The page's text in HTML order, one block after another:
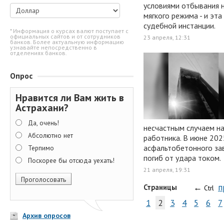
* Информация о курсах валют поступает с
официальных сайтов и от сотрудников
банков. Более актуальную информацию
узнавайте непосредственно в
отделениях банков.
Опрос
Нравится ли Вам жить в
Астрахани?
Да, очень!
Абсолютно нет
Терпимо
Поскорее бы отсюда уехать!
Архив опросов
условиями отбывания
мягкого режима - и
судебной инстанции.
23 апреля, 12:31
несчастным случаем
работника. В июне
асфальтобетонного
погиб от удара током.
21 апреля, 19:31
Страницы ← Ctrl
1
2 3 4 5 6 7